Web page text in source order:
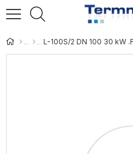
L-100S/2 DN 100 30 kW